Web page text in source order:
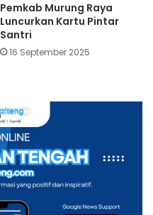
Pemkab Murung Raya
Luncurkan Kartu Pintar
Santri
16 September 2025